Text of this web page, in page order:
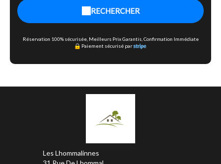
RECHERCHER
Réservation 100% sécurisée, Meilleurs Prix Garantis, Confirmation Immédiate
Paiement sécurisé par
Les Lhommalinnes